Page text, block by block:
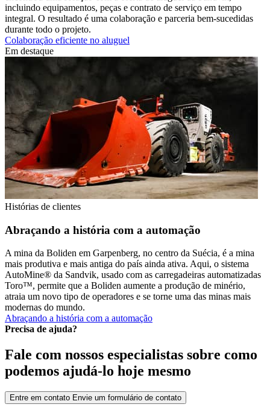
incluindo equipamentos, peças e contrato de serviço em tempo
integral. O resultado é uma colaboração e parceria bem-sucedidas
durante todo o projeto.
Colaboração eficiente no aluguel
Em destaque
Histórias de clientes
Abraçando a história com a automação
A mina da Boliden em Garpenberg, no centro da Suécia, é a mina
mais produtiva e mais antiga do país ainda ativa. Aqui, o sistema
AutoMine® da Sandvik, usado com as carregadeiras automatizadas
Toro™, permite que a Boliden aumente a produção de minério,
atraia um novo tipo de operadores e se torne uma das minas mais
modernas do mundo.
Abraçando a história com a automação
Precisa de ajuda?
Fale com nossos especialistas sobre como
podemos ajudá-lo hoje mesmo
Entre em contato Envie um formulário de contato